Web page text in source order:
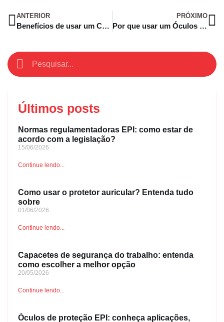
ANTERIOR
Benefícios de usar um Capacete de Segurança para Eletricista
PRÓXIMO
Por que usar um Óculos de Proteção para Laboratório?
Últimos posts
Normas regulamentadoras EPI: como estar de
acordo com a legislação?
15/06/2026
Continue lendo...
Como usar o protetor auricular? Entenda tudo
sobre
01/06/2026
Continue lendo...
Capacetes de segurança do trabalho: entenda
como escolher a melhor opção
20/05/2026
Continue lendo...
Óculos de proteção EPI: conheça aplicações,